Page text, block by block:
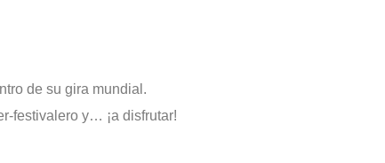
de su gira mundial.
festivalero y… ¡a disfrutar!